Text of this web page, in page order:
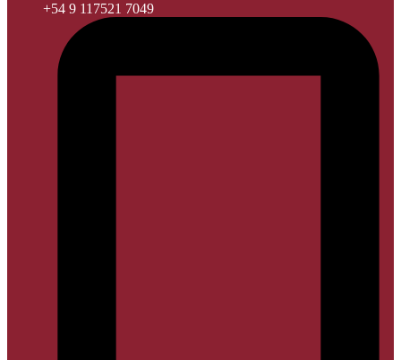
+54 9 117521 7049